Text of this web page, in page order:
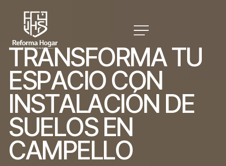
TRANSFORMATU
ESPACIO CON
INSTALACIÓN DE
SUELOS EN
CAMPELLO